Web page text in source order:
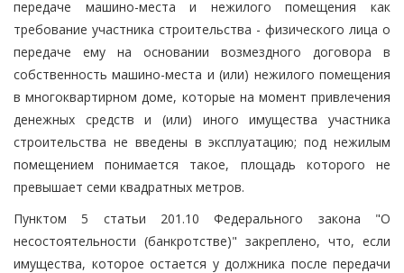
передаче машино-места и нежилого помещения как
требование участника строительства - физического лица о
передаче ему на основании возмездного договора в
собственность машино-места и (или) нежилого помещения
в многоквартирном доме, которые на момент привлечения
денежных средств и (или) иного имущества участника
строительства не введены в эксплуатацию; под нежилым
помещением понимается такое, площадь которого не
превышает семи квадратных метров.
Пунктом 5 статьи 201.10 Федерального закона "О
несостоятельности (банкротстве)" закреплено, что, если
имущества, которое остается у должника после передачи